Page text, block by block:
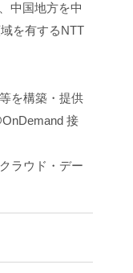
中国地方を中
を有するNTT
を構築・提供
接
ラウド・デー